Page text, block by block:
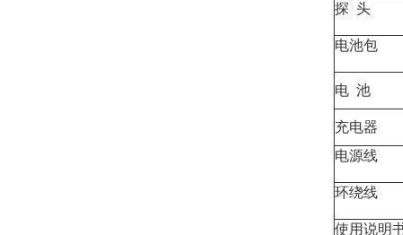
探 头
电池包
电 池
充电器
电源线
环绕线
使用说明